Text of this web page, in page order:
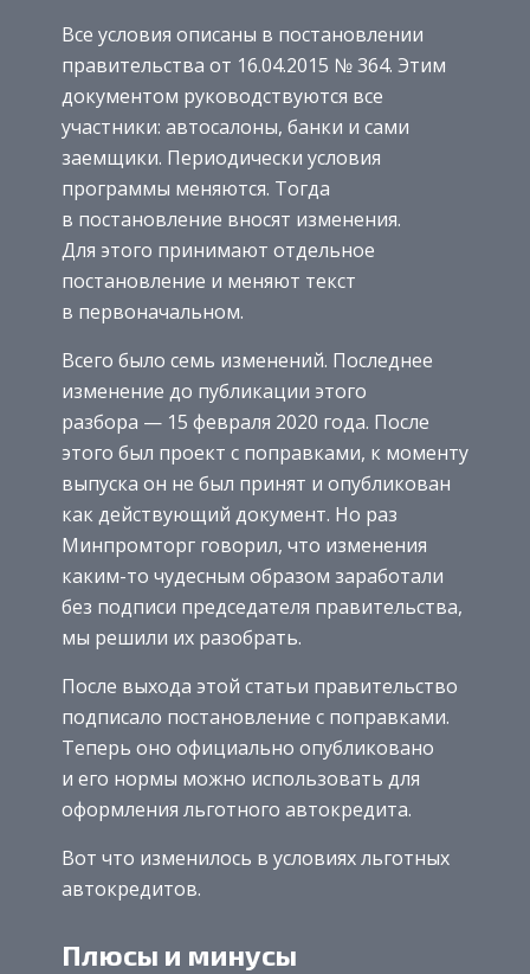
Все условия описаны в постановлении
правительства от 16.04.2015 № 364. Этим
документом руководствуются все
участники: автосалоны, банки и сами
заемщики. Периодически условия
программы меняются. Тогда
в постановление вносят изменения.
Для этого принимают отдельное
постановление и меняют текст
в первоначальном.
Всего было семь изменений. Последнее
изменение до публикации этого
разбора — 15 февраля 2020 года. После
этого был проект с поправками, к моменту
выпуска он не был принят и опубликован
как действующий документ. Но раз
Минпромторг говорил, что изменения
каким-то чудесным образом заработали
без подписи председателя правительства,
мы решили их разобрать.
После выхода этой статьи правительство
подписало постановление с поправками.
Теперь оно официально опубликовано
и его нормы можно использовать для
оформления льготного автокредита.
Вот что изменилось в условиях льготных
автокредитов.
Плюсы и минусы